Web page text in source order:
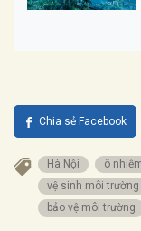
Chia sẻ Facebook
Hà Nội ô
vệ sinh môi trường
bảo vệ môi trường